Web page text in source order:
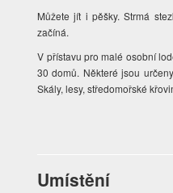
Můžete jít i pěšky. Strmá
začíná.
V přístavu pro malé osobní
30 domů. Některé jsou
Skály, lesy, středomořské
Umístění